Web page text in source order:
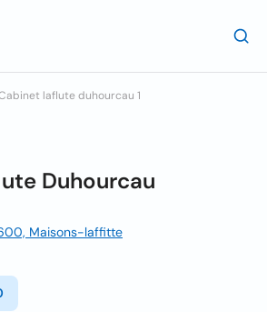
laflute duhourcau 1
Duhourcau
Maisons-laffitte